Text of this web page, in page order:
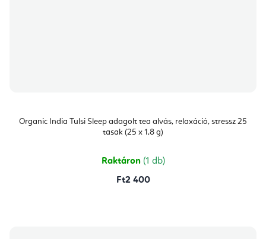
Organic India Tulsi Sleep adagolt tea alvás, relaxáció, stressz 25
tasak (25 x 1,8 g)
Raktáron (1 db)
Ft2 400